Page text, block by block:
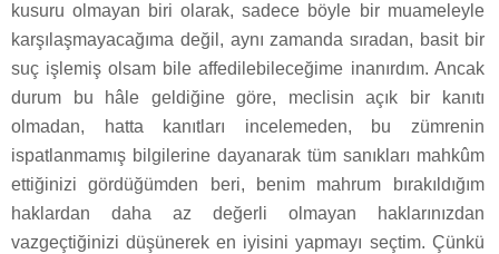
kusuru olmayan biri olarak, sadece böyle bir muameleyle
karşılaşmayacağıma değil, aynı zamanda sıradan, basit bir
suç işlemiş olsam bile affedilebileceğime inanırdım. Ancak
durum bu hâle geldiğine göre, meclisin açık bir kanıtı
olmadan, hatta kanıtları incelemeden, bu zümrenin
ispatlanmamış bilgilerine dayanarak tüm sanıkları mahkûm
ettiğinizi gördüğümden beri, benim mahrum bırakıldığım
haklardan daha az değerli olmayan haklarınızdan
vazgeçtiğinizi düşünerek en iyisini yapmayı seçtim. Çünkü